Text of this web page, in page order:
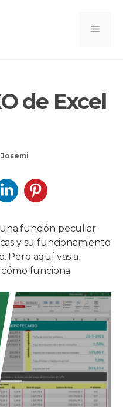
de Excel
Josemi
función peculiar
y su funcionamiento
Pero aquí vas a
funciona.